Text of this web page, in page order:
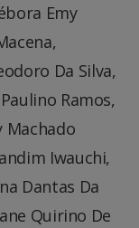
Emy
Da Silva,
Ramos,
Machado
Iwauchi,
Dantas Da
Quirino De